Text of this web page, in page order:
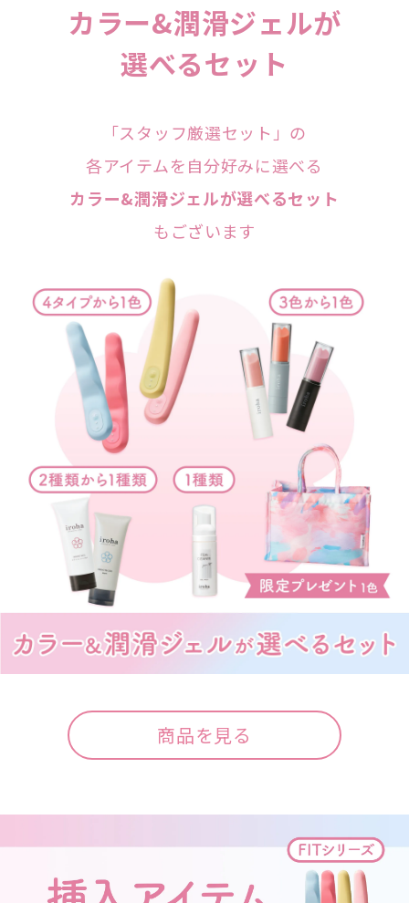
カラー&潤滑ジェルが
選べるセット
「スタッフ厳選セット」の
各アイテムを自分好みに選べる
カラー&潤滑ジェルが選べるセット
もございます
商品を見る